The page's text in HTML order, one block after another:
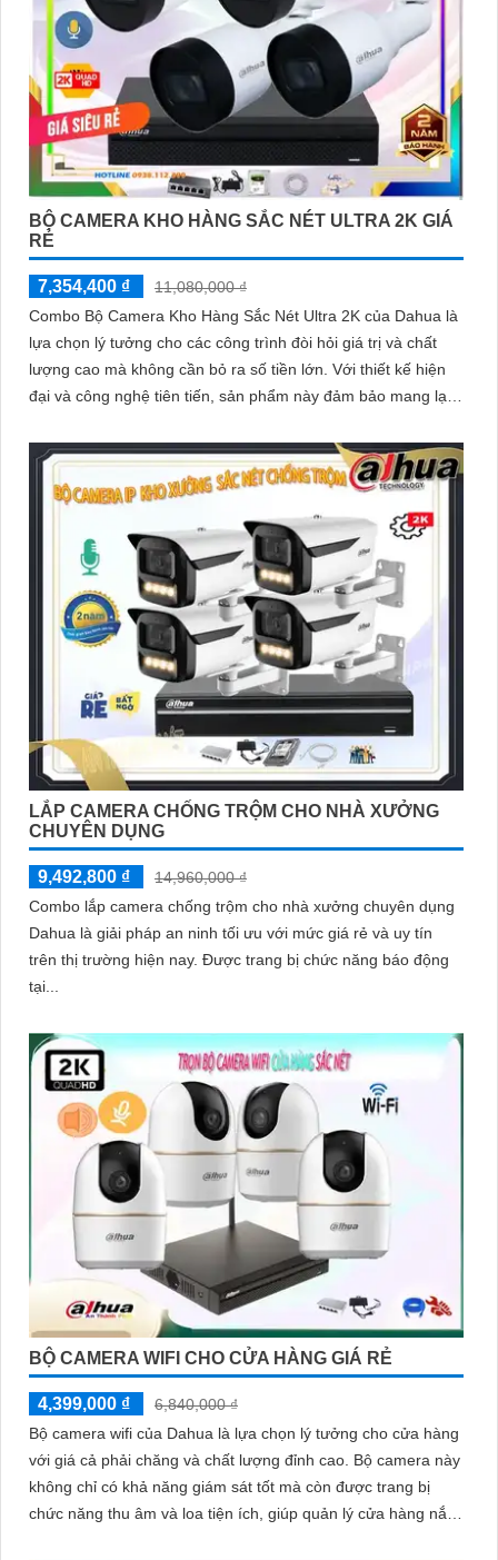
BỘ CAMERA KHO HÀNG SẮC NÉT ULTRA 2K GIÁ
RẺ
7,354,400 ₫
11,080,000 ₫
Combo Bộ Camera Kho Hàng Sắc Nét Ultra 2K của Dahua là
lựa chọn lý tưởng cho các công trình đòi hỏi giá trị và chất
lượng cao mà không cần bỏ ra số tiền lớn. Với thiết kế hiện
đại và công nghệ tiên tiến, sản phẩm này đảm bảo mang lại
LẮP CAMERA CHỐNG TRỘM CHO NHÀ XƯỞNG
CHUYÊN DỤNG
9,492,800 ₫
14,960,000 ₫
Combo lắp camera chống trộm cho nhà xưởng chuyên dụng
Dahua là giải pháp an ninh tối ưu với mức giá rẻ và uy tín
trên thị trường hiện nay. Được trang bị chức năng báo động
tại...
BỘ CAMERA WIFI CHO CỬA HÀNG GIÁ RẺ
4,399,000 ₫
6,840,000 ₫
Bộ camera wifi của Dahua là lựa chọn lý tưởng cho cửa hàng
với giá cả phải chăng và chất lượng đỉnh cao. Bộ camera này
không chỉ có khả năng giám sát tốt mà còn được trang bị
chức năng thu âm và loa tiện ích, giúp quản lý cửa hàng nắm